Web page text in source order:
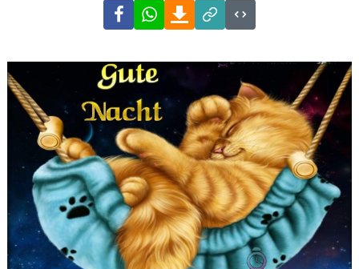
FacebookWhatsAppDownload
Link
Code